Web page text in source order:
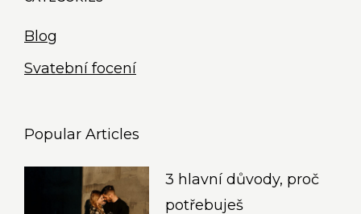
Blog
Svatební focení
Popular Articles
3 hlavní důvody, proč
potřebuješ